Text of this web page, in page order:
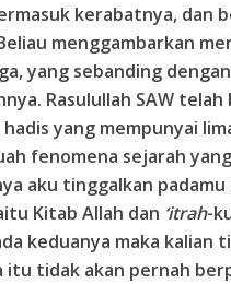
kerabatnya, dan
menggambarkan
yang sebanding
Rasulullah SAW telah
yang mempunyai
fenomena sejarah
aku tinggalkan
Kitab Allah dan ‘itrah-
keduanya maka kalian
itu tidak akan pernah